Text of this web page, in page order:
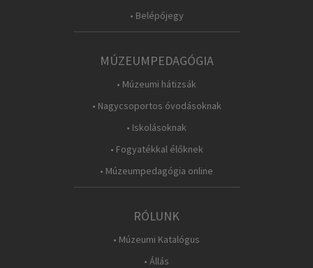
• Belépőjegy
MÚZEUMPEDAGÓGIA
• Múzeumi hátizsák
• Nagycsoportos óvodásoknak
• Iskolásoknak
• Fogyatékkal élőknek
• Múzeumpedagógia online
RÓLUNK
• Múzeumi Katalógus
• Állás